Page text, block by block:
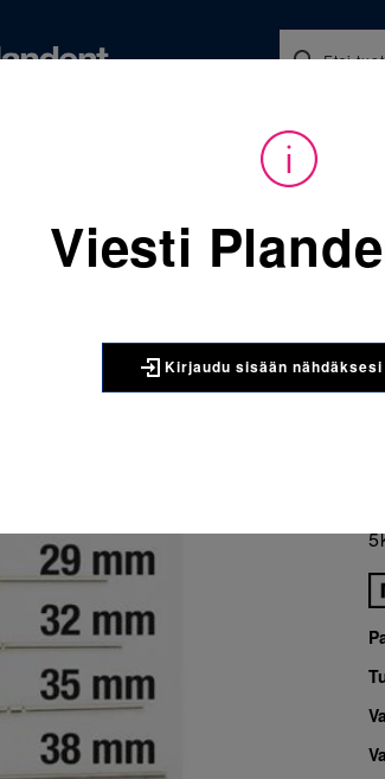
Kirjaudu sisään nähdäksesi hinnat. Tarvitsetko
Viesti
Kirjaudu sisään